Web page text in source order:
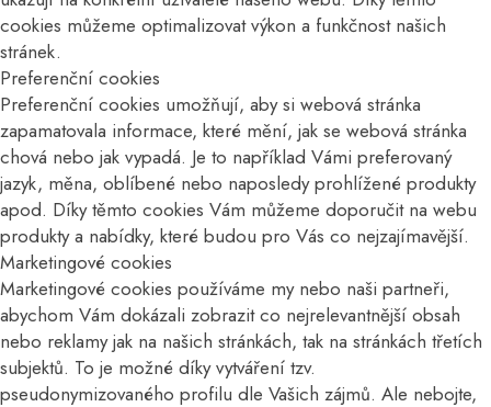
cookies můžeme optimalizovat výkon a funkčnost našich
stránek.
Preferenční cookies
Preferenční cookies umožňují, aby si webová stránka
zapamatovala informace, které mění, jak se webová stránka
chová nebo jak vypadá. Je to například Vámi preferovaný
jazyk, měna, oblíbené nebo naposledy prohlížené produkty
apod. Díky těmto cookies Vám můžeme doporučit na webu
produkty a nabídky, které budou pro Vás co nejzajímavější.
Marketingové cookies
Marketingové cookies používáme my nebo naši partneři,
abychom Vám dokázali zobrazit co nejrelevantnější obsah
nebo reklamy jak na našich stránkách, tak na stránkách třetích
subjektů. To je možné díky vytváření tzv.
pseudonymizovaného profilu dle Vašich zájmů. Ale nebojte,